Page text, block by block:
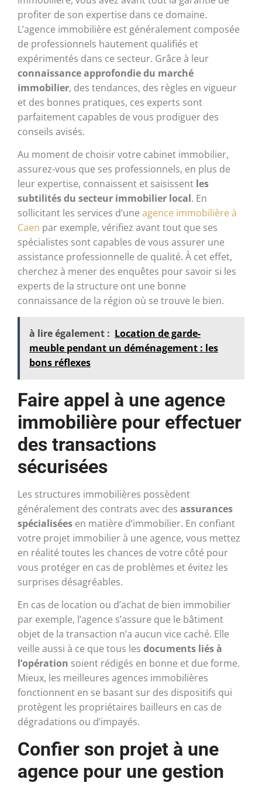
profiter de son expertise dans ce domaine.
L’agence immobilière est généralement composée
de professionnels hautement qualifiés et
expérimentés dans ce secteur. Grâce à leur
connaissance approfondie du marché
immobilier, des tendances, des règles en vigueur
et des bonnes pratiques, ces experts sont
parfaitement capables de vous prodiguer des
conseils avisés.
Au moment de choisir votre cabinet immobilier,
assurez-vous que ses professionnels, en plus de
leur expertise, connaissent et saisissent les
subtilités du secteur immobilier local. En
sollicitant les services d’une agence immobilière à
Caen par exemple, vérifiez avant tout que ses
spécialistes sont capables de vous assurer une
assistance professionnelle de qualité. À cet effet,
cherchez à mener des enquêtes pour savoir si les
experts de la structure ont une bonne
connaissance de la région où se trouve le bien.
à lire également : Location de garde-
meuble pendant un déménagement : les
bons réflexes
Faire appel à une agence
immobilière pour effectuer
des transactions
sécurisées
Les structures immobilières possèdent
généralement des contrats avec des assurances
spécialisées en matière d’immobilier. En confiant
votre projet immobilier à une agence, vous mettez
en réalité toutes les chances de votre côté pour
vous protéger en cas de problèmes et évitez les
surprises désagréables.
En cas de location ou d’achat de bien immobilier
par exemple, l’agence s’assure que le bâtiment
objet de la transaction n’a aucun vice caché. Elle
veille aussi à ce que tous les documents liés à
l’opération soient rédigés en bonne et due forme.
Mieux, les meilleures agences immobilières
fonctionnent en se basant sur des dispositifs qui
protègent les propriétaires bailleurs en cas de
dégradations ou d’impayés.
Confier son projet à une
agence pour une gestion